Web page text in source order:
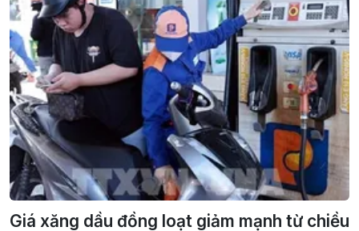
Giá xăng dầu đồng loạt giảm mạnh từ chiều